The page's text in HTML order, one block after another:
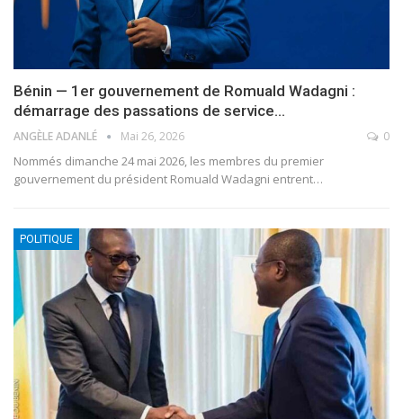
Bénin — 1er gouvernement de Romuald Wadagni :
démarrage des passations de service…
ANGÈLE ADANLÉ Mai 26, 2026 0
Nommés dimanche 24 mai 2026, les membres du premier
gouvernement du président Romuald Wadagni entrent…
POLITIQUE